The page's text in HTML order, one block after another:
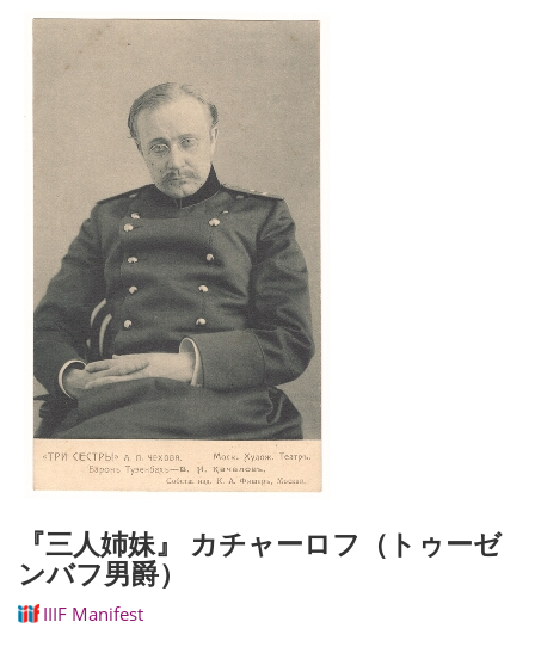
『三人姉妹』 カチャーロフ（トゥーゼ
ンバフ男爵）
IIIF Manifest